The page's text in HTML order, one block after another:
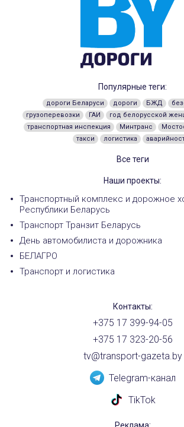
Популярные теги:
дороги Беларуси дороги БЖД
грузоперевозки
ГАИ год белорусской
транспортная инспекция
Минтранс
такси
логистика
Все теги
Наши проекты:
Транспортный комплекс и дорожное
Республики Беларусь
Транспорт Транзит Беларусь
День автомобилиста и дорожника
БЕЛАГРО
Транспорт и логистика
Контакты:
+375 17 399-94-05
+375 17 323-20-56
tv@transport-gazeta.by
Telegram-канал
TikTok
Реклама: